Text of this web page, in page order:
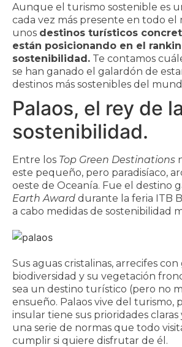
Aunque el turismo sostenible es
cada vez más presente en todo el
unos destinos turísticos
están posicionando en el
sostenibilidad. Te contamos
se han ganado el galardón de
destinos más sostenibles del
Palaos, el rey de la
sostenibilidad.
Entre los Top Green Destinations
este pequeño, pero paradisíaco,
oeste de Oceanía. Fue el destino
Earth Award durante la feria ITB
a cabo medidas de sostenibilidad
Sus aguas cristalinas, arrecifes con
biodiversidad y su vegetación
sea un destino turístico (pero no
ensueño. Palaos vive del turismo,
insular tiene sus prioridades claras
una serie de normas que todo
cumplir si quiere disfrutar de él.